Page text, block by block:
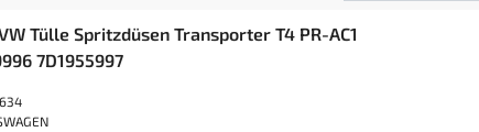
Tülle Spritzdüsen Transporter T4 PR-AC1
7D1955997